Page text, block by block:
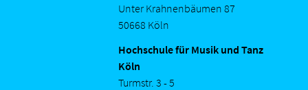
Unter Krahnenbäumen 87
50668 Köln
Hochschule für Musik und Tanz
Köln
Turmstr. 3 - 5